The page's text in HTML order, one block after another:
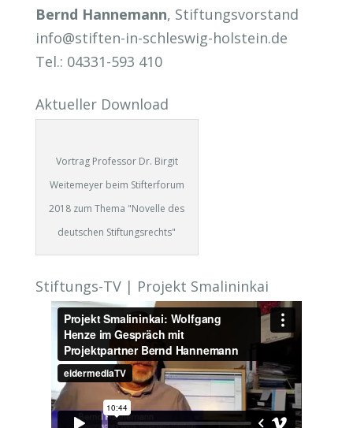
Bernd Hannemann, Stiftungsvorstand
info@stiften-in-schleswig-holstein.de
Tel.: 04331-593 410
Aktueller Download
Vortrag Professor Dr. Birgit
Weitemeyer beim Stifterforum
2018 zum Thema "Novelle des
deutschen Stiftungsrechts"
Stiftungs-TV | Projekt Smalininkai